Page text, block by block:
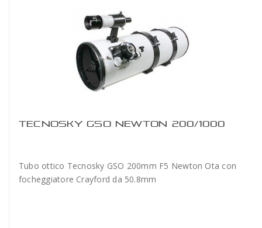
TECNOSKY GSO NEWTON 200/1000
Tubo ottico Tecnosky GSO 200mm F5 Newton Ota con
focheggiatore Crayford da 50.8mm